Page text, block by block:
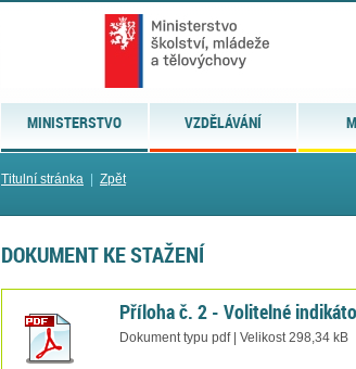
MINISTERSTVO VZDĚLÁVÁNÍ
Titulní stránka Zpět
DOKUMENT KE STAŽENÍ
Příloha č. 2 - Volitelné
Dokument typu pdf | Velikost 298,34 kB